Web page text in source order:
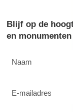
Blijf op de
en monumenten